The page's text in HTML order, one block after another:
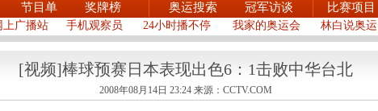
节目单 奖牌榜 奥运搜索 冠军访谈 比赛项目
上广播站 手机观察员 24小时播不停 我家的奥运会 林白说奥运
[视频]棒球预赛日本表现出色6：1击败中华台北
2008年08月14日 23:24 来源：CCTV.COM